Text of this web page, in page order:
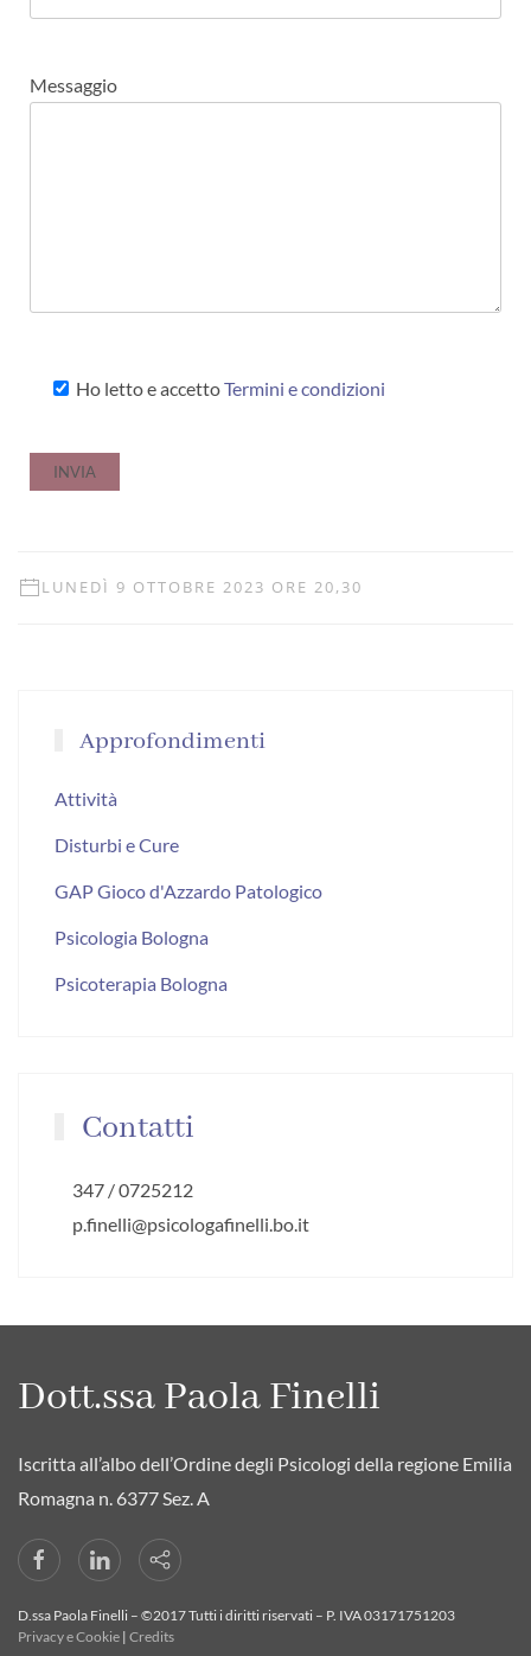
Messaggio
Ho letto e accettoTermini e condizioni
LUNEDÌ 9 OTTOBRE 2023 ORE 20,30
Approfondimenti
Attività
Disturbi e Cure
GAP Gioco d'Azzardo Patologico
Psicologia Bologna
Psicoterapia Bologna
Contatti
347 / 0725212
p.finelli@psicologafinelli.bo.it
Dott.ssa Paola Finelli
Iscritta all’albo dell’Ordine degli Psicologi della regione Emilia
Romagna n. 6377 Sez. A
D.ssa Paola Finelli – ©2017 Tutti i diritti riservati – P. IVA 03171751203
Privacy e Cookie | Credits